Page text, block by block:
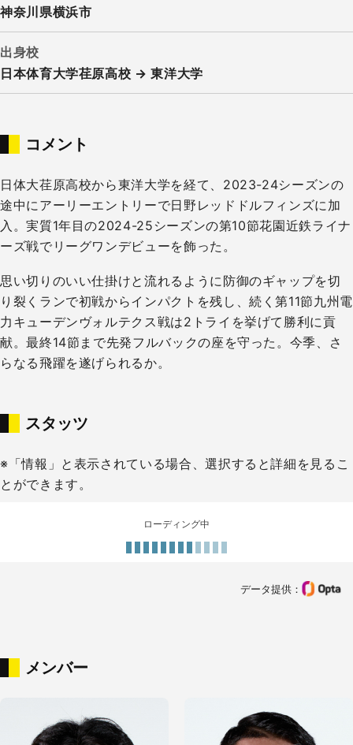
神奈川県横浜市
出身校
日本体育大学荏原高校 → 東洋大学
コメント
日体大荏原高校から東洋大学を経て、2023-24シーズンの
途中にアーリーエントリーで日野レッドドルフィンズに加
入。実質1年目の2024-25シーズンの第10節花園近鉄ライナ
ーズ戦でリーグワンデビューを飾った。
思い切りのいい仕掛けと流れるように防御のギャップを切
り裂くランで初戦からインパクトを残し、続く第11節九州電
力キューデンヴォルテクス戦は2トライを挙げて勝利に貢
献。最終14節まで先発フルバックの座を守った。今季、さ
らなる飛躍を遂げられるか。
スタッツ
※「情報」と表示されている場合、選択すると詳細を見るこ
とができます。
ローディング中
データ提供：
メンバー